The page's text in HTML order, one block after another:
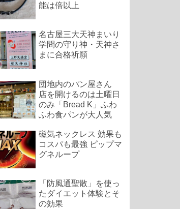
能は倍以上
名古屋三大天神まいり
学問の守り神・天神さ
まに合格祈願
団地内のパン屋さん
店を開けるのは土曜日
のみ「Bread K」ふわ
ふわ食パンが大人気
磁気ネックレス 効果も
コスパも最強 ピップマ
グネループ
「防風通聖散」を使っ
たダイエット体験とそ
の効果